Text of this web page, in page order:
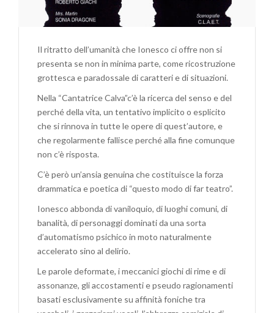
Il ritratto dell’umanità che Ionesco ci offre non si
presenta se non in minima parte, come ricostruzione
grottesca e paradossale di caratteri e di situazioni.
Nella “Cantatrice Calva”c’è la ricerca del senso e del
perché della vita, un tentativo implicito o esplicito
che si rinnova in tutte le opere di quest’autore, e
che regolarmente fallisce perché alla fine comunque
non c’è risposta.
C’è però un’ansia genuina che costituisce la forza
drammatica e poetica di “questo modo di far teatro”.
Ionesco abbonda di vaniloquio, di luoghi comuni, di
banalità, di personaggi dominati da una sorta
d’automatismo psichico in moto naturalmente
accelerato sino al delirio.
Le parole deformate, i meccanici giochi di rime e di
assonanze, gli accostamenti e pseudo ragionamenti
basati esclusivamente su affinità foniche tra